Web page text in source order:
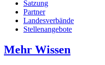
Satzung
Partner
Landesverbände
Stellenangebote
Mehr Wissen